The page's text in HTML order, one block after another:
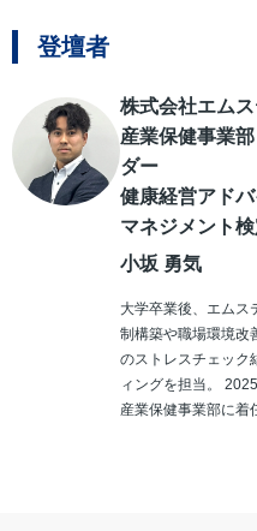
登壇者
株式会社エム
産業保健事業
ダー
健康経営アド
マネジメント
小坂 勇気
大学卒業後、エムス
制構築や職場環境改
のストレスチェック
ィングを担当。
産業保健事業部に着